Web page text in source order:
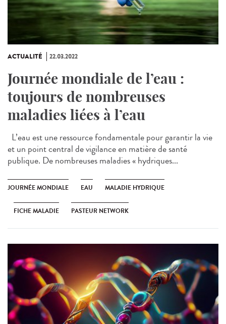
ACTUALITÉ 22.03.2022
Journée mondiale de l’eau :
toujours de nombreuses
maladies liées à l’eau
L’eau est une ressource fondamentale pour garantir la vie
et un point central de vigilance en matière de santé
publique. De nombreuses maladies « hydriques...
JOURNÉE MONDIALE EAU MALADIE HYDRIQUE
FICHE MALADIE PASTEUR NETWORK